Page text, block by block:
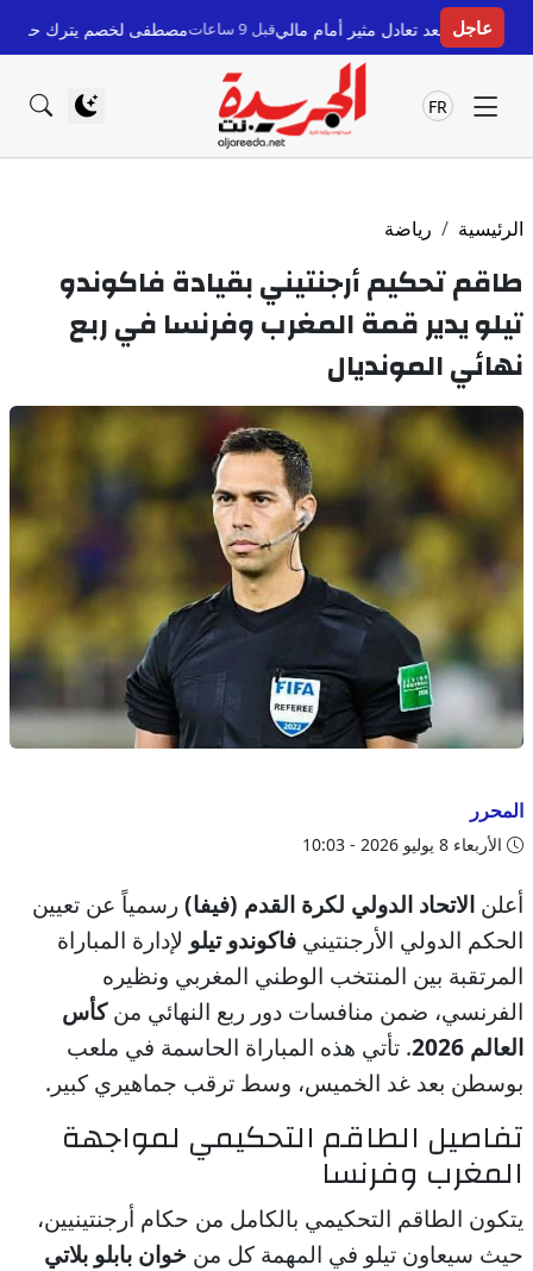
عاجل
مثير أمام ماليقبل 9 ساعات مصطفى لخصم يترك حزب السنبلة وينضم لحزب
FR
الرئيسية رياضة
طاقم تحكيم أرجنتيني بقيادة فاكوندو
تيلو يدير قمة المغرب وفرنسا في ربع
نهائي المونديال
المحرر
الأربعاء 8 يوليو 2026 - 10:03
أعلن الاتحاد الدولي لكرة القدم (فيفا) رسمياً عن تعيين
الحكم الدولي الأرجنتيني فاكوندو تيلو لإدارة المباراة
المرتقبة بين المنتخب الوطني المغربي ونظيره
الفرنسي، ضمن منافسات دور ربع النهائي منكأس
العالم 2026
. تأتي هذه المباراة الحاسمة في ملعب
بوسطن بعد غد الخميس، وسط ترقب جماهيري كبير.
تفاصيل الطاقم التحكيمي لمواجهة
المغرب وفرنسا
يتكون الطاقم التحكيمي بالكامل من حكام أرجنتينيين،
حيث سيعاون تيلو في المهمة كل من خوان بابلو بلاتي